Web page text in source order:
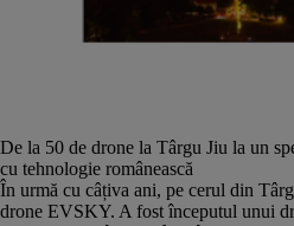
De la 50 de drone la Târgu Jiu la un
cu tehnologie românească
În urmă cu câțiva ani, pe cerul din
drone EVSKY. A fost începutul unui